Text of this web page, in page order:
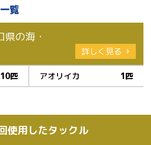
覧
の海・
詳しく見る
10匹 アオリイカ 1匹
使用したタックル